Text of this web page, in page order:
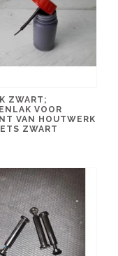
ZWART;
VOOR
VAN HOUTWERK
ZWART